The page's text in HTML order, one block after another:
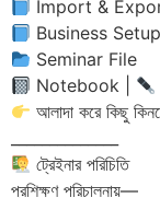
Import &
Business
Seminar File
Notebook |
আলাদা করে কিছু
ট্রেইনার পরিচিতি
প্রশিক্ষণ পরিচালনায়—